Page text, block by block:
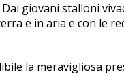
giovani stalloni
e in aria e con le
la meravigliosa